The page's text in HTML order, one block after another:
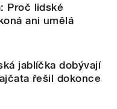
Proč lidské
ani umělá
jablíčka dobývají
řešil dokonce